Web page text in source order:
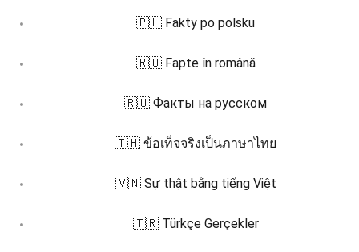
🇵🇱 Fakty po polsku
🇷🇴 Fapte în română
🇷🇺 Факты на русском
🇹🇭 ข้อเท็จจริงเป็นภาษาไทย
🇻🇳 Sự thật bằng tiếng Việt
🇹🇷 Türkçe Gerçekler